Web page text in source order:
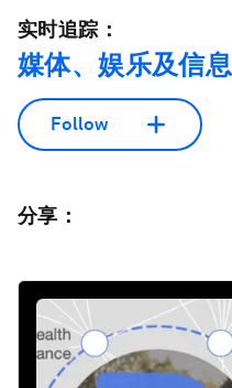
实时追踪：
媒体、娱乐及信息
Follow
分享：